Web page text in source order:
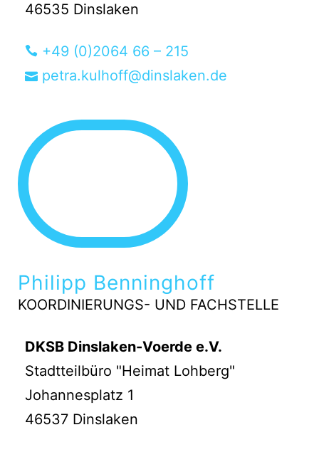
46535 Dinslaken
+49 (0)2064 66 – 215
petra.kulhoff@dinslaken.de
Philipp Benninghoff
KOORDINIERUNGS- UND FACHSTELLE
DKSB Dinslaken-Voerde e.V.
Stadtteilbüro "Heimat Lohberg"
Johannesplatz 1
46537 Dinslaken